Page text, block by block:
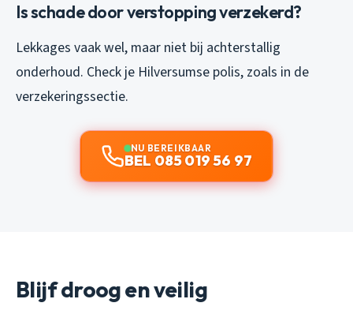
Is schade door verstopping verzekerd?
Lekkages vaak wel, maar niet bij achterstallig
onderhoud. Check je Hilversumse polis, zoals in de
verzekeringssectie.
NU BEREIKBAAR
BEL 085 019 56 97
Blijf droog en veilig